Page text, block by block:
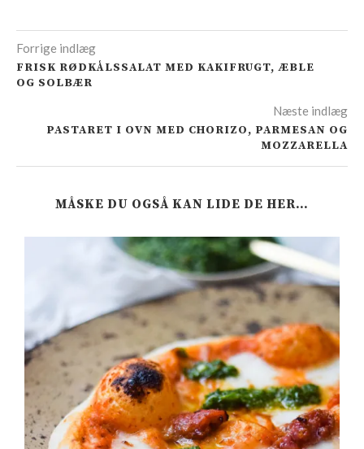
Forrige indlæg
FRISK RØDKÅLSSALAT MED KAKIFRUGT, ÆBLE
OG SOLBÆR
Næste indlæg
PASTARET I OVN MED CHORIZO, PARMESAN OG
MOZZARELLA
MÅSKE DU OGSÅ KAN LIDE DE HER…